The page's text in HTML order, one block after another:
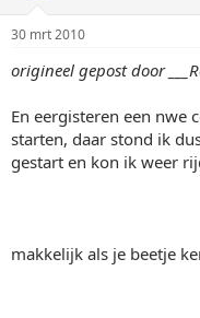
30 mrt 2010
origineel gepost door
En eergisteren een nwe
starten, daar stond ik
gestart en kon ik weer
makkelijk als je beetje